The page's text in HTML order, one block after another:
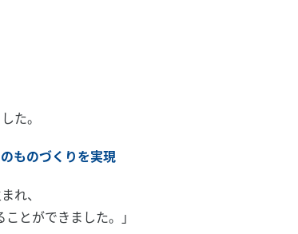
た。
ものづくりを実現
れ、
とができました。」